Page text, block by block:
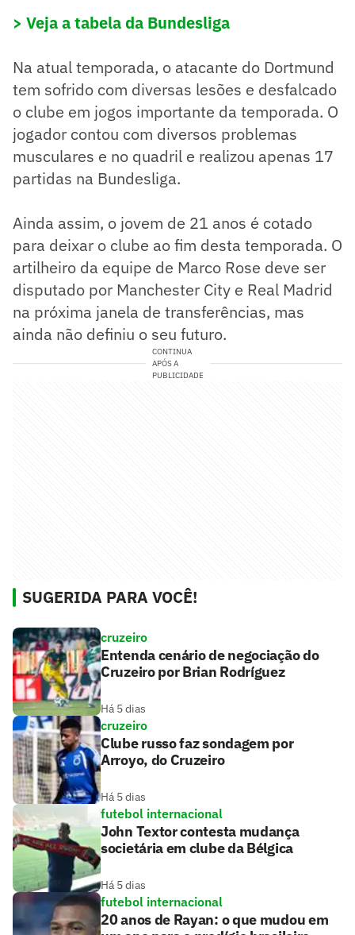
> Veja a tabela da Bundesliga
Na atual temporada, o atacante do Dortmund
tem sofrido com diversas lesões e desfalcado
o clube em jogos importante da temporada. O
jogador contou com diversos problemas
musculares e no quadril e realizou apenas 17
partidas na Bundesliga.
Ainda assim, o jovem de 21 anos é cotado
para deixar o clube ao fim desta temporada. O
artilheiro da equipe de Marco Rose deve ser
disputado por Manchester City e Real Madrid
na próxima janela de transferências, mas
ainda não definiu o seu futuro.
CONTINUA
APÓS A
PUBLICIDADE
SUGERIDA PARA VOCÊ!
cruzeiro
Entenda cenário de negociação do
Cruzeiro por Brian Rodríguez
Há 5 dias
cruzeiro
Clube russo faz sondagem por
Arroyo, do Cruzeiro
Há 5 dias
futebol internacional
John Textor contesta mudança
societária em clube da Bélgica
Há 5 dias
futebol internacional
20 anos de Rayan: o que mudou em